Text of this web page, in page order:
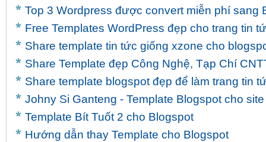
Top 3 Wordpress được convert miễn phí sang
Free Templates WordPress đẹp cho trang tin
Share template tin tức giống xzone cho
Share Template đẹp Công Nghệ, Tạp Chí
Share template blogspot đẹp để làm trang tin
Johny Si Ganteng - Template Blogspot cho
Template Bít Tuốt 2 cho Blogspot
Hướng dẫn thay Template cho Blogspot